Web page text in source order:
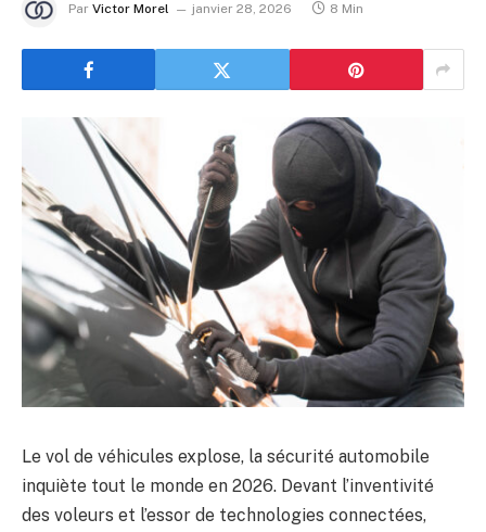
Par Victor Morel janvier 28, 2026 8 Min
Le vol de véhicules explose, la sécurité automobile
inquiète tout le monde en 2026. Devant l’inventivité
des voleurs et l’essor de technologies connectées,